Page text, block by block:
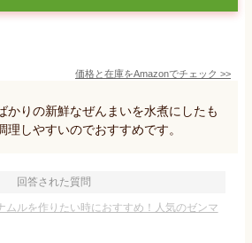
価格と在庫をAmazonでチェック >>
かりの新鮮なぜんまいを水煮にしたも
理しやすいのでおすすめです。
回答された質問
ムルを作りたい時におすすめ！人気のゼンマ